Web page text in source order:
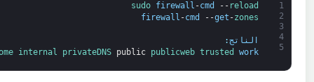
1
2
3
4
5
sudo firewall -cmd -- reload
firewall -cmd --get -zones
الناتج:
internal privateDNS public publicweb trusted work